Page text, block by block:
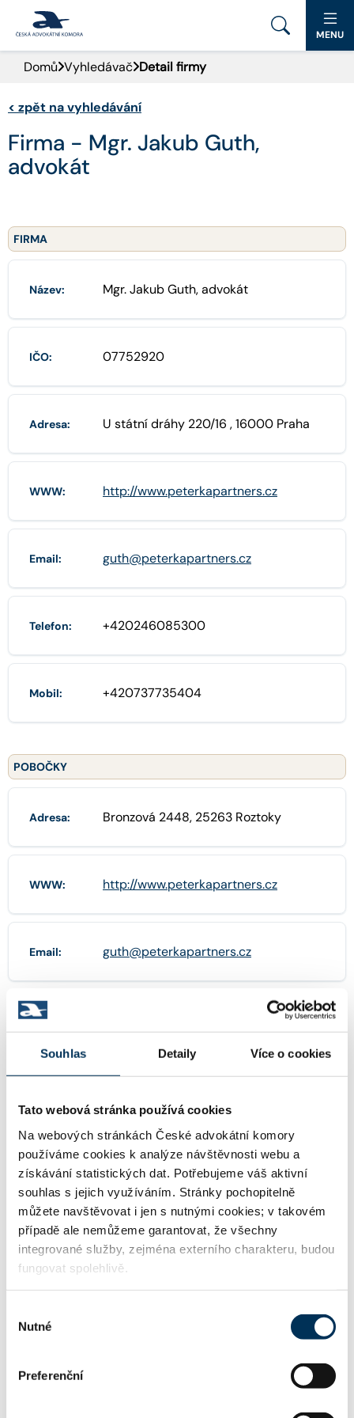
Souhlas Detaily Více o cookies
Tato webová stránka používá cookies
Na webových stránkách České advokátní komory
používáme cookies k analýze návštěvnosti webu a
získávání statistických dat. Potřebujeme váš aktivní
souhlas s jejich využíváním. Stránky pochopitelně
můžete navštěvovat i jen s nutnými cookies; v takovém
případě ale nemůžeme garantovat, že všechny
integrované služby, zejména externího charakteru, budou
fungovat spolehlivě.
souhlasu
Nutné
Preferenční
PORTÁL ČAK
DOMŮ
AKTUALITY
PRO VEŘEJNOST
MENU
Domů Vyhledávač Detail firmy
< zpět na vyhledávání
Firma - Mgr. Jakub Guth,
advokát
FIRMA
Název: Mgr. Jakub Guth, advokát
IČO: 07752920
Adresa: U státní dráhy 220/16 , 16000 Praha
WWW: http://www.peterkapartners.cz
Email: guth@peterkapartners.cz
Telefon: +420246085300
Mobil: +420737735404
POBOČKY
Adresa: Bronzová 2448, 25263 Roztoky
WWW: http://www.peterkapartners.cz
Email: guth@peterkapartners.cz
Telefon:
Adresa: Karlovo náměstí 671/24, 11000 Praha
http://www.peterkapartners.cz
Email: guth@peterkapartners.cz